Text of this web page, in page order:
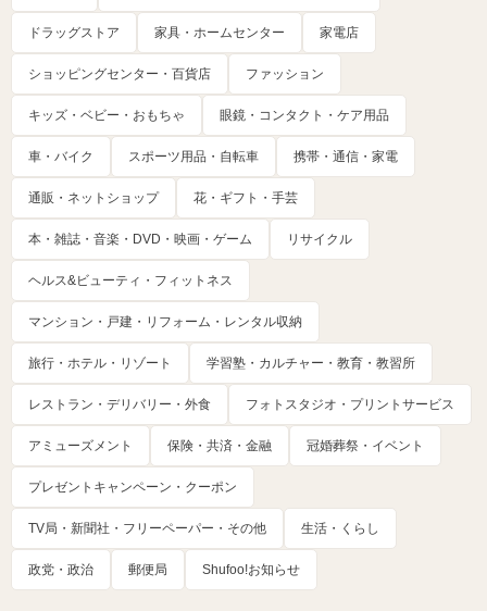
ドラッグストア 家具・ホームセンター 家電店
ショッピングセンター・百貨店 ファッション
キッズ・ベビー・おもちゃ 眼鏡・コンタクト・ケア用品
車・バイク スポーツ用品・自転車 携帯・通信・家電
通販・ネットショップ 花・ギフト・手芸
本・雑誌・音楽・DVD・映画・ゲーム リサイクル
ヘルス&ビューティ・フィットネス
マンション・戸建・リフォーム・レンタル収納
旅行・ホテル・リゾート 学習塾・カルチャー・教育・教習所
レストラン・デリバリー・外食 フォトスタジオ・プリントサービス
アミューズメント 保険・共済・金融 冠婚葬祭・イベント
プレゼントキャンペーン・クーポン
TV局・新聞社・フリーペーパー・その他 生活・くらし
政党・政治 郵便局 Shufoo!お知らせ